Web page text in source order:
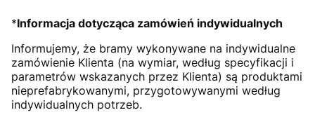
*Informacja dotycząca zamówień indywidualnych
Informujemy, że bramy wykonywane na indywidualne
zamówienie Klienta (na wymiar, według specyfikacji i
parametrów wskazanych przez Klienta) są produktami
nieprefabrykowanymi, przygotowywanymi według
indywidualnych potrzeb.